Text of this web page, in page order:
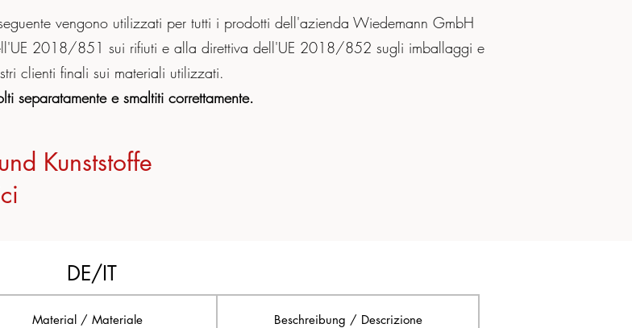
vengono utilizzati per tutti i prodotti dell'azienda Wiedemann GmbH
2018/851 sui rifiuti e alla direttiva dell'UE 2018/852 sugli imballaggi e
clienti finali sui materiali utilizzati.
separatamente e smaltiti correttamente.
Kunststoffe
DE/IT
Material / Materiale Beschreibung / Descrizione